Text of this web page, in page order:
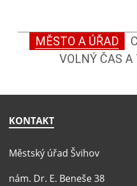
MĚSTO A ÚŘAD
VOLNÝ ČAS
KONTAKT
Městský úřad Švihov
nám. Dr. E. Beneše 38